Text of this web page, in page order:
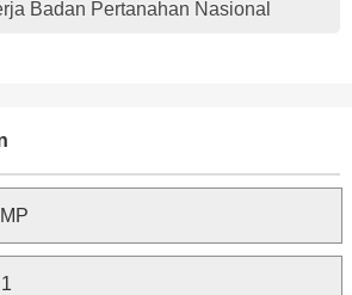
Badan Pertanahan Nasional